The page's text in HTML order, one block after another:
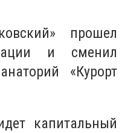
прошел
и сменил
«Курорт
капитальный